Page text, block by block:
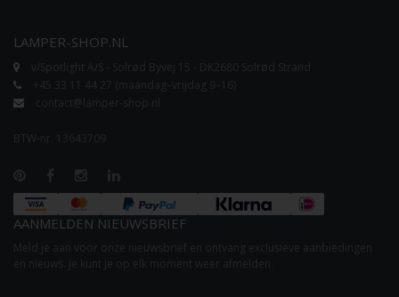
LAMPER-SHOP.NL
AANMELDEN NIEUWSBRIEF